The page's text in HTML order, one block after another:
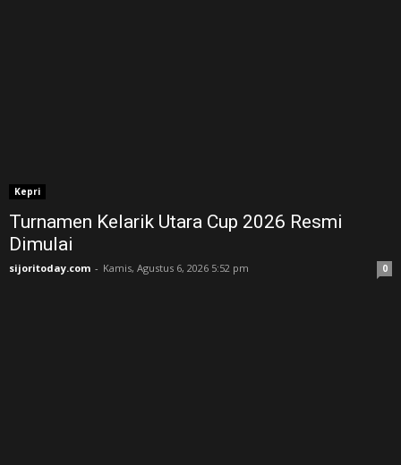
Kepri
Turnamen Kelarik Utara Cup 2026 Resmi
Dimulai
sijoritoday.com - Kamis, Agustus 6, 2026 5:52 pm 0